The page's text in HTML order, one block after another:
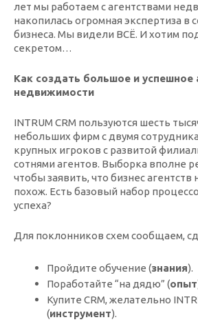
лет мы работаем с агентствами
накопилась огромная экспертиза в
бизнеса. Мы видели ВСЁ. И хотим
секретом…
Как создать большое и успешное
недвижимости
INTRUM CRM пользуются шесть
небольших фирм с двумя
крупных игроков с развитой
сотнями агентов. Выборка вполне
чтобы заявить, что бизнес
похож. Есть базовый набор
успеха?
Для поклонников схем сообщаем,
Пройдите обучение (знания).
Поработайте “на дядю” (опыт
Купите CRM, желательно
(инструмент).